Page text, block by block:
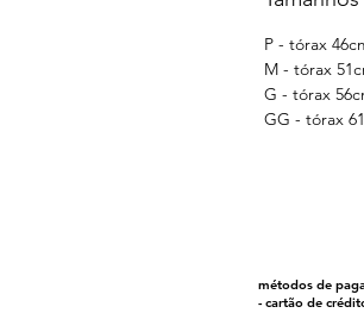
P - tórax
M - tórax
G - tórax
GG - tórax
métodos de
- cartão de